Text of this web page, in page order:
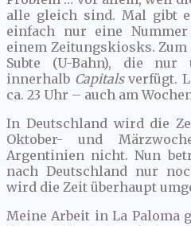
alle gleich sind. Mal gibt
einfach nur eine
einem Zeitungskiosks.
Subte (U-Bahn), die nur
innerhalb Capitalsverfügt.
ca. 23 Uhr – auch am
In Deutschland wird die
Oktober- und
Argentinien nicht. Nun
nach Deutschland nur
wird die Zeit überhaupt
Meine Arbeit in La